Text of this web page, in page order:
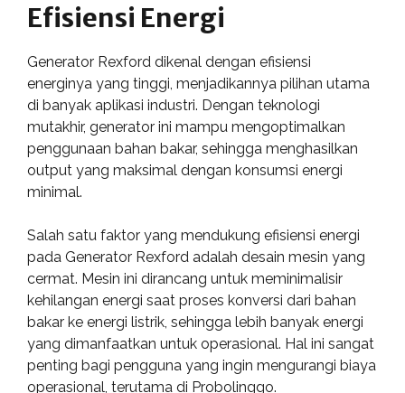
Efisiensi Energi
Generator Rexford dikenal dengan efisiensi
energinya yang tinggi, menjadikannya pilihan utama
di banyak aplikasi industri. Dengan teknologi
mutakhir, generator ini mampu mengoptimalkan
penggunaan bahan bakar, sehingga menghasilkan
output yang maksimal dengan konsumsi energi
minimal.
Salah satu faktor yang mendukung efisiensi energi
pada Generator Rexford adalah desain mesin yang
cermat. Mesin ini dirancang untuk meminimalisir
kehilangan energi saat proses konversi dari bahan
bakar ke energi listrik, sehingga lebih banyak energi
yang dimanfaatkan untuk operasional. Hal ini sangat
penting bagi pengguna yang ingin mengurangi biaya
operasional, terutama di Probolinggo.